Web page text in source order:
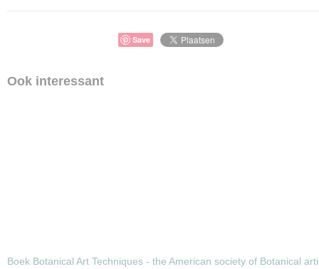
Save
Ook interessant
Boek Botanical Art Techniques - the American society of Botanical